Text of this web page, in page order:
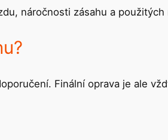
náročnosti zásahu a
Finální oprava je ale